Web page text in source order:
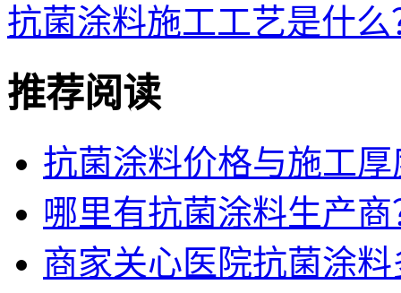
抗菌涂料施工工艺是什么
推荐阅读
抗菌涂料价格与施工
哪里有抗菌涂料生产商
商家关心医院抗菌涂